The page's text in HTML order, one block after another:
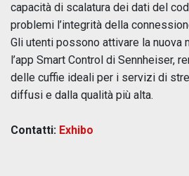
capacità di scalatura dei dati del
problemi l’integrità della
Gli utenti possono attivare la nuova
l’app Smart Control di Sennheiser,
delle cuffie ideali per i servizi di
diffusi e dalla qualità più alta.
Contatti: Exhibo